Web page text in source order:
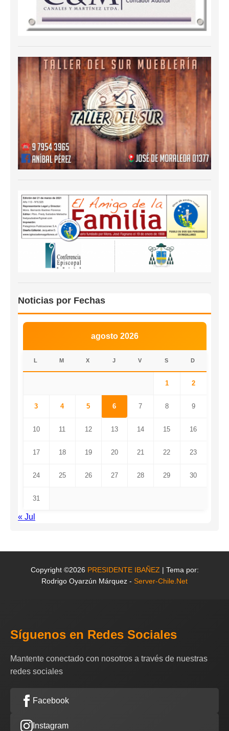
Noticias por Fechas
agosto 2026
L M X J V S D
1 2
3 4 5 6 7 8 9
10 11 12 13 14 15 16
17 18 19 20 21 22 23
24 25 26 27 28 29 30
31
« Jul
Copyright ©2026 PRESIDENTE IBAÑEZ | Tema por:
Rodrigo Oyarzún Márquez - Server-Chile.Net
Síguenos en Redes Sociales
Mantente conectado con nosotros a través de nuestras
redes sociales
Facebook
Instagram